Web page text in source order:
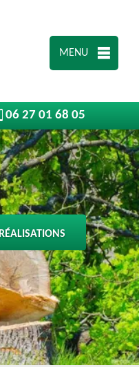
MENU
06 27 01 68 05
RÉALISATIONS